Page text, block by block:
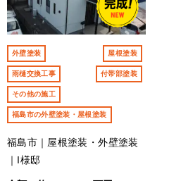
外壁塗装 屋根塗装
雨樋交換工事 付帯部塗装
その他の施工
福島市の外壁塗装・屋根塗装
福島市｜屋根塗装・外壁塗装
｜I様邸